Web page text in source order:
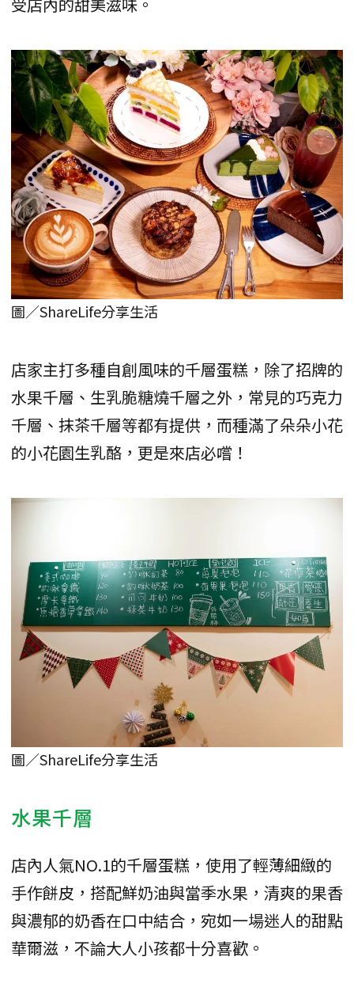
圖／ShareLife分享生活
店家主打多種自創風味的千層蛋糕，除了招牌的
水果千層、生乳脆糖燒千層之外，常見的巧克力
千層、抹茶千層等都有提供，而種滿了朵朵小花
的小花園生乳酪，更是來店必嚐！
圖／ShareLife分享生活
水果千層
店內人氣NO.1的千層蛋糕，使用了輕薄細緻的
手作餅皮，搭配鮮奶油與當季水果，清爽的果香
與濃郁的奶香在口中結合，宛如一場迷人的甜點
華爾滋，不論大人小孩都十分喜歡。